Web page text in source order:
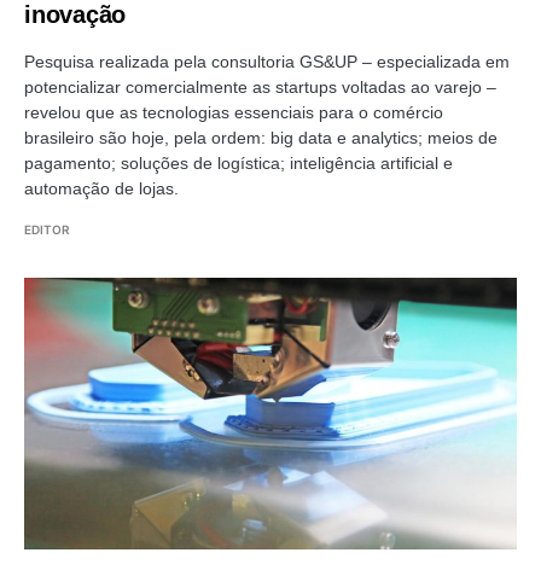
inovação
Pesquisa realizada pela consultoria GS&UP – especializada em
potencializar comercialmente as startups voltadas ao varejo –
revelou que as tecnologias essenciais para o comércio
brasileiro são hoje, pela ordem: big data e analytics; meios de
pagamento; soluções de logística; inteligência artificial e
automação de lojas.
EDITOR